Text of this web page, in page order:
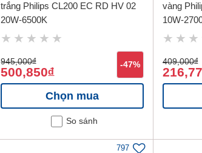
trắng Philips CL200 EC RD HV 02
20W-6500K
945,000đ
500,850đ
-47%
Chọn mua
So sánh
vàng
10W-
409,000đ
797